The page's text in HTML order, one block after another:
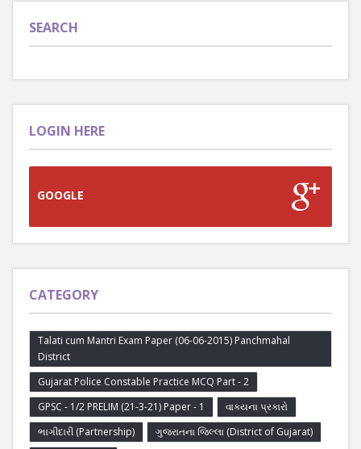
SEARCH
LOGIN HERE
GOOGLE
CATEGORY
Talati cum Mantri Exam Paper (06-06-2015) Panchmahal
District
Gujarat Police Constable Practice MCQ Part - 2
GPSC - 1/2 PRELIM (21-3-21) Paper - 1
વાક્યના પ્રકારો
ભાગીદારી (Partnership)
ગુજરાતના જિલ્લા (District of Gujarat)